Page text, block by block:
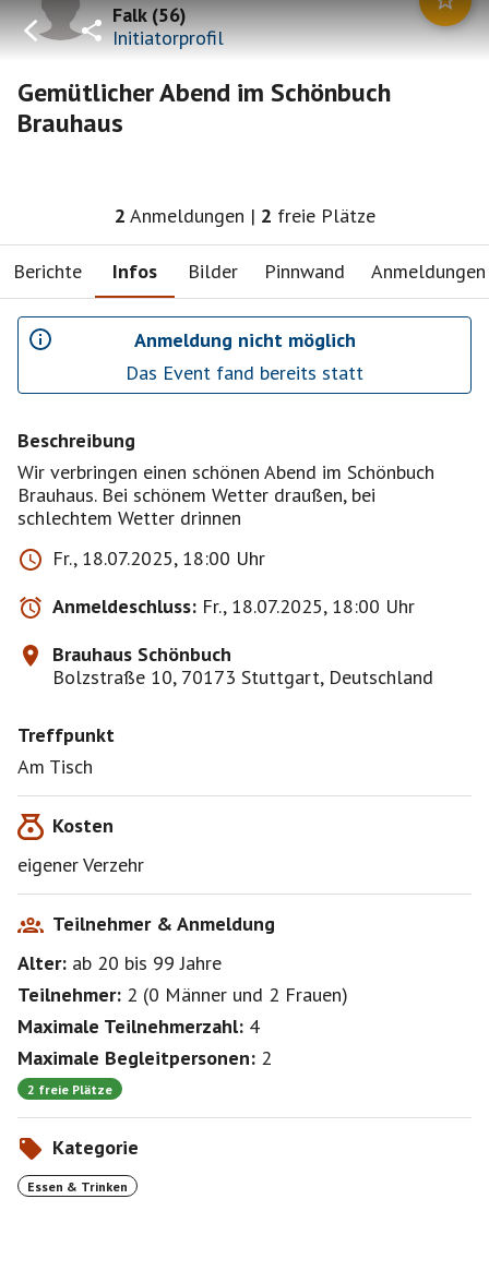
Falk(56)
Initiatorprofil
Gemütlicher Abend im Schönbuch
Brauhaus
2 Anmeldungen | 2 freie Plätze
Berichte Infos Bilder Pinnwand Anmeldungen
Anmeldung nicht möglich
Das Event fand bereits statt
Beschreibung
Wir verbringen einen schönen Abend im Schönbuch
Brauhaus. Bei schönem Wetter draußen, bei
schlechtem Wetter drinnen
Fr., 18.07.2025, 18:00 Uhr
Anmeldeschluss: Fr., 18.07.2025, 18:00 Uhr
Brauhaus Schönbuch
Bolzstraße 10, 70173 Stuttgart, Deutschland
Treffpunkt
Am Tisch
Kosten
eigener Verzehr
Teilnehmer & Anmeldung
Alter: ab 20 bis 99Jahre
Teilnehmer: 2 (0 Männer und 2 Frauen)
Maximale Teilnehmerzahl: 4
Maximale Begleitpersonen: 2
2 freie Plätze
Kategorie
Essen & Trinken